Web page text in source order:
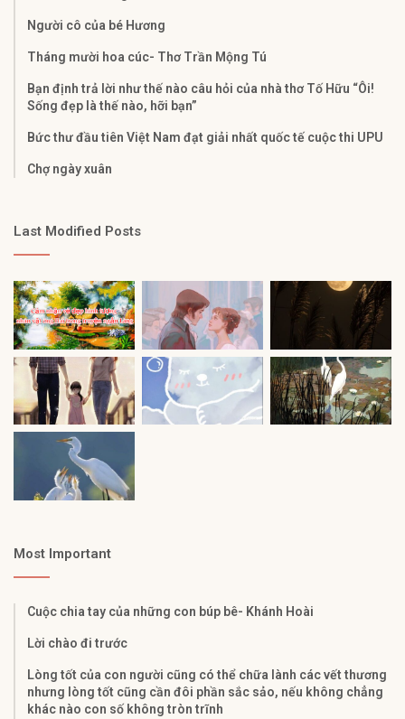
Người cô của bé Hương
Tháng mười hoa cúc- Thơ Trần Mộng Tú
Bạn định trả lời như thế nào câu hỏi của nhà thơ Tố Hữu “Ôi!
Sống đẹp là thế nào, hỡi bạn”
Bức thư đầu tiên Việt Nam đạt giải nhất quốc tế cuộc thi UPU
Chợ ngày xuân
Last Modified Posts
Most Important
Cuộc chia tay của những con búp bê- Khánh Hoài
Lời chào đi trước
Lòng tốt của con người cũng có thể chữa lành các vết thương
nhưng lòng tốt cũng cần đôi phần sắc sảo, nếu không chẳng
khác nào con số không tròn trĩnh